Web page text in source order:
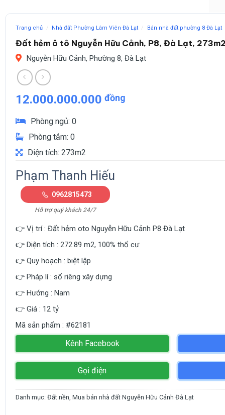
Trang chủ / Nhà đất Phường Lâm Viên Đà Lạt / Bán nhà đất phường 8 Đà Lạt
Đất hẻm ô tô Nguyễn Hữu Cảnh, P8, Đà Lạt,
Nguyễn Hữu Cảnh, Phường 8, Đà Lạt
12.000.000.000 đồng
Phòng ngủ: 0
Phòng tắm: 0
Diện tích: 273m2
Phạm Thanh Hiếu
0962815473
Hỗ trợ quý khách 24/7
👉 Vị trí : Đất hẻm oto Nguyễn Hữu Cảnh P8 Đà Lạt
👉 Diện tích : 272.89 m2, 100% thổ cư
👉 Quy hoạch : biệt lập
👉 Pháp lí : sổ riêng xây dựng
👉 Hướng : Nam
👉 Giá : 12 tỷ
Mã sản phẩm : #62181
Kênh Facebook
Gọi điện
Danh mục:Đất nền,Mua bán nhà đất Nguyễn Hữu Cảnh Đà Lạt